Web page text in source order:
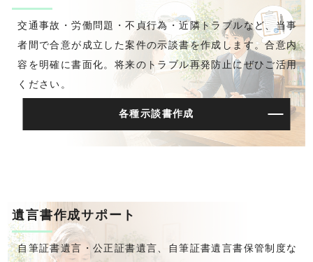
交通事故・労働問題・不貞行為・近隣トラブルなど、当事
者間で合意が成立した案件の示談書を作成します。合意内
容を明確に書面化。将来のトラブル再発防止にぜひご活用
ください。
各種示談書作成
遺言書作成サポート
自筆証書遺言・公正証書遺言、自筆証書遺言書保管制度な